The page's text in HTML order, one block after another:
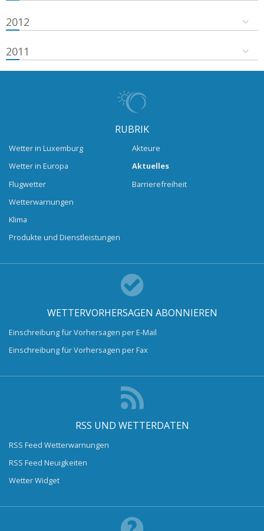
2012
2011
RUBRIK
Wetter in Luxemburg
Wetter in Europa
Flugwetter
Wetterwarnungen
Klima
Produkte und Dienstleistungen
Akteure
Aktuelles
Barrierefreiheit
WETTERVORHERSAGEN ABONNIEREN
Einschreibung für Vorhersagen per E-Mail
Einschreibung für Vorhersagen per Fax
RSS UND WETTERDATEN
RSS Feed Wetterwarnungen
RSS Feed Neuigkeiten
Wetter Widget